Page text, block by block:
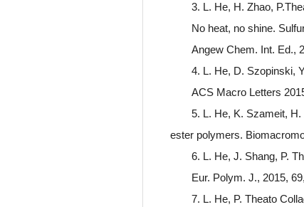
3. L. He, H. Zhao,
No heat, no shine.
Angew Chem. Int. Ed.,
4. L. He, D. Szopinski,
ACS Macro Letters
5. L. He, K. Szameit,
ester polymers.
6. L. He, J. Shang, P.
Eur. Polym. J., 2015,
7. L. He, P. Theato